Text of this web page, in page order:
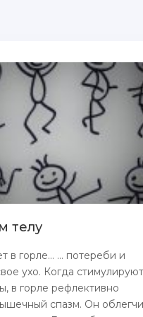
телу
в горле… … потереби и
ухо. Когда
в горле рефлективно
спазм. Он